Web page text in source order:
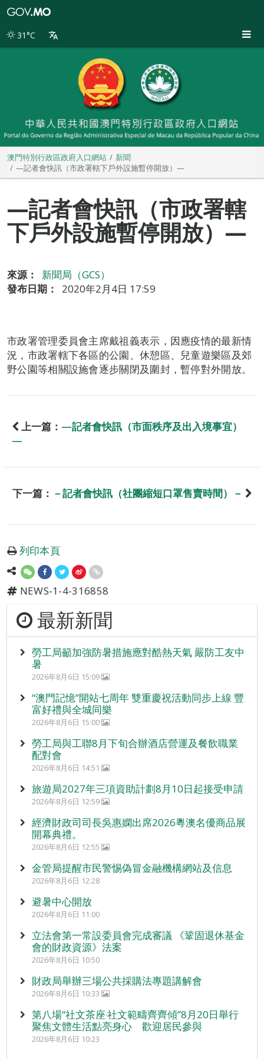
別
31°C
澳門特別行政區政府入口網站
新聞
—記者會快訊（市政署轄下戶外設施暫停開放）—
—記者會快訊（市政署轄
下戶外設施暫停開放）—
來源：
新聞局（GCS）
發布日期：
2020年2月4日 17:59
市政署管理委員會主席戴祖義表示，因應疫情的最新情
況，市政署轄下各區的公園、休憩區、兒童遊樂區及郊
野公園等相關設施會逐步關閉及圍封，暫停對外開放。
上一篇： —記者會快訊（市面秩序及出入境事宜）
—
下一篇： －記者會快訊（社團縮短口罩售賣時間）－
列印本頁
NEWS-1-4-316858
最新新聞
勞工局籲加強防暑措施應對酷熱天氣 嚴防工友中
暑
2026年8月6日 15:09
“澳門記憶”開站七周年 雙重慶祝活動同步上線 豐
富好禮與全城同樂
2026年8月6日 15:00
勞工局與工聯8月下旬合辦酒店營運及餐飲職業
配對會
2026年8月6日 14:51
旅遊局2027年三項資助計劃8月10日起接受申請
2026年8月6日 12:59
經濟財政司司長吳惠嫻出席2026粵澳名優商品展
開幕典禮。
2026年8月6日 12:55
金管局提醒市民警惕偽冒金融機構網站及信息
2026年8月6日 12:28
避暑中心開放
2026年8月6日 11:00
立法會第一常設委員會完成審議 《鞏固退休基金
會的財政資源》法案
2026年8月6日 10:50
財政局舉辦三場公共採購法專題講解會
2026年8月6日 10:33
第八場“社文茶座‧社文範疇齊齊傾”8月20日舉行
聚焦文體生活點亮身心 歡迎居民參與
2026年8月6日 10:23